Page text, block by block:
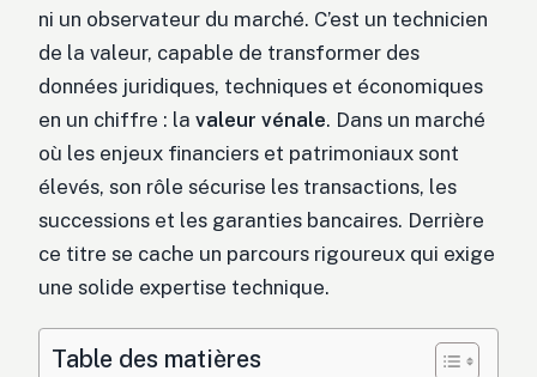
ni un observateur du marché. C’est un technicien
de la valeur, capable de transformer des
données juridiques, techniques et économiques
en un chiffre : la valeur vénale. Dans un marché
où les enjeux financiers et patrimoniaux sont
élevés, son rôle sécurise les transactions, les
successions et les garanties bancaires. Derrière
ce titre se cache un parcours rigoureux qui exige
une solide expertise technique.
Table des matières